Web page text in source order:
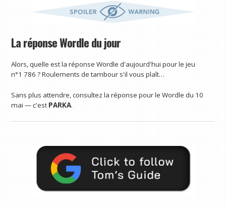
La réponse Wordle du jour
Alors, quelle est la réponse Wordle d'aujourd'hui pour le jeu
n°1 786 ? Roulements de tambour s'il vous plaît…
Sans plus attendre, consultez la réponse pour le Wordle du 10
mai — c'est PARKA.